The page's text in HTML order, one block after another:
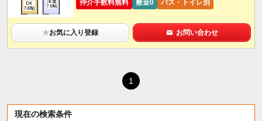
仲介手数料無料
敷金0 バス・トイレ別
★お気に入り登録 お問い合わせ
1
現在の検索条件